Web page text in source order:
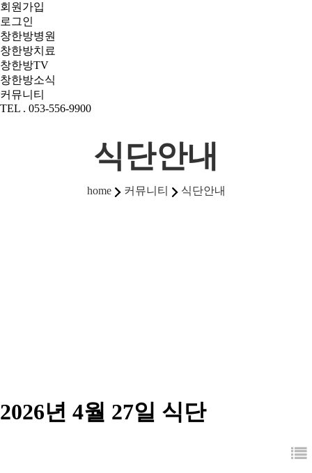
회원가입
로그인
창한방병원
창한방치료
창한방TV
창한방소식
커뮤니티
TEL . 053-556-9900
식단안내
home 커뮤니티 식단안내
2026년 4월 27일 식단